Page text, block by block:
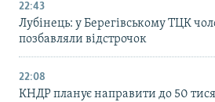
22:43
Лубінець: у Берегівському ТЦК
позбавляли відстрочок
22:08
КНДР планує направити до 50